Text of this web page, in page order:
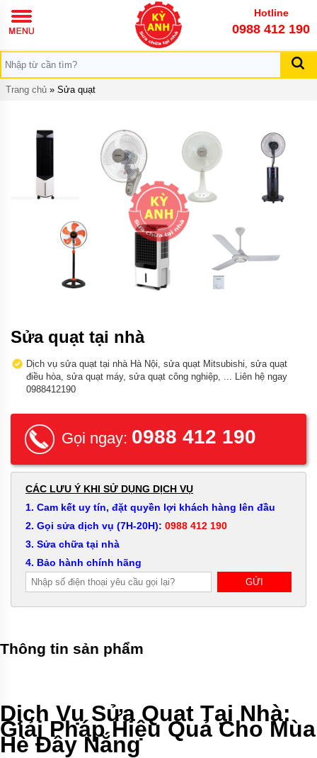
Hotline
0988 412 190
TRANG
CHỦ
GIỚI
THIỆU
DỊCH
Trang chủ » Sửa quạt
Sửa quạt tại nhà
Dịch vụ sửa quạt tại nhà Hà Nội, sửa quạt Mitsubishi, sửa quạt
điều hòa, sửa quạt máy, sửa quạt công nghiệp, ... Liên hệ ngay
0988412190
Gọi ngay: 0988 412 190
CÁC LƯU Ý KHI SỬ DỤNG DỊCH VỤ
1. Cam kết uy tín, đặt quyền lợi khách hàng lên đầu
2. Gọi sửa dịch vụ (7H-20H): 0988 412 190
3. Sửa chữa tại nhà
4. Bảo hành chính hãng
Thông tin sản phẩm
Dịch Vụ Sửa Quạt Tại Nhà:
Giải Pháp Hiệu Quả Cho Mùa
Hè Đầy Nắng